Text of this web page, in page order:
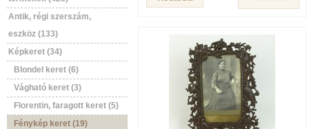
Antik, régi szerszám,
eszköz (133)
Képkeret (34)
Blondel keret (6)
Vágható keret (3)
Florentin, faragott keret (5)
Fénykép keret (19)